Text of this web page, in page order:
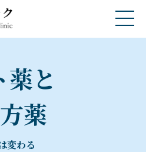
薬と
薬
変わる